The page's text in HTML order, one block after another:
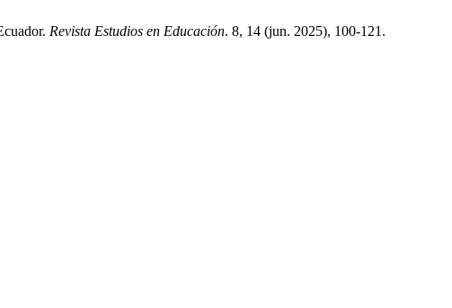
Revista Estudios en Educación. 8, 14 (jun. 2025), 100-121.